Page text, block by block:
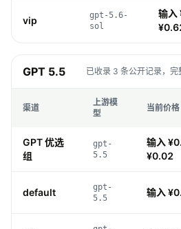
vip
gpt-5.6-
sol
输入
GPT 5.5 已收录 3 条公开记录，完
渠道
上游模
型
当前价格
GPT 优选
组
gpt-
5.5
输入
¥0.02
default
gpt-
5.5
输入